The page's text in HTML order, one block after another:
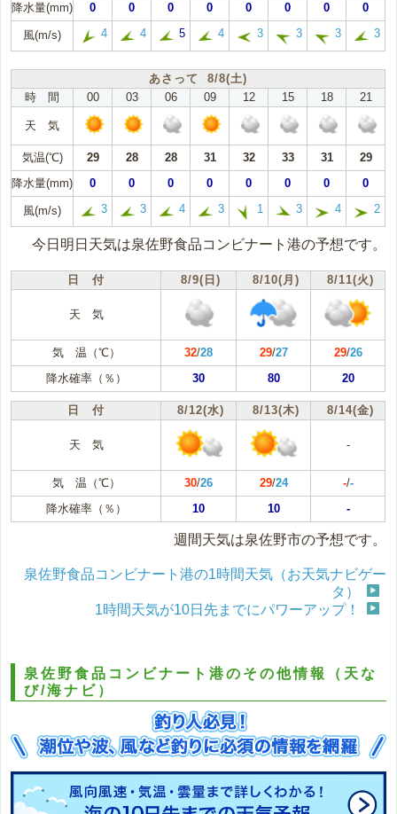
降水量(mm)
0 0 0 0 0 0 0 0
風(m/s) 4 4 5 4 3 3 3 3
あさって 8/8(土)
時 間
00 03 06 09 12 15 18 21
天 気
気温(℃) 29 28 28 31 32 33 31
29
降水量(mm)
0 0 0 0 0 0 0 0
風(m/s) 3 3 4 3 1 3 4 2
今日明日天気は泉佐野食品コンビナート港の予想です。
日 付 8/9(日) 8/10(月) 8/11(火)
天 気
気 温（℃） 32/28 29/27 29/26
降水確率（％）
30 80 20
日 付 8/12(水) 8/13(木) 8/14(金)
天 気 -
気 温（℃） 30/26 29/24 -/-
降水確率（％）
10 10 -
週間天気は泉佐野市の予想です。
泉佐野食品コンビナート港の1時間天気（お天気ナビゲー
タ）
1時間天気が10日先までにパワーアップ！
泉佐野食品コンビナート港のその他情報（天な
び/海ナビ）